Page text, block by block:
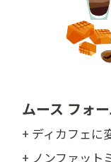
ムース フォ
+ ディカフェに
+ ノンファット